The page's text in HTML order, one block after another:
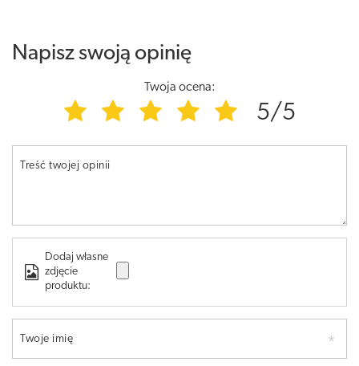
Napisz swoją opinię
Twoja ocena:
5/5
Treść twojej opinii
Dodaj własne
zdjęcie
produktu:
Twoje imię